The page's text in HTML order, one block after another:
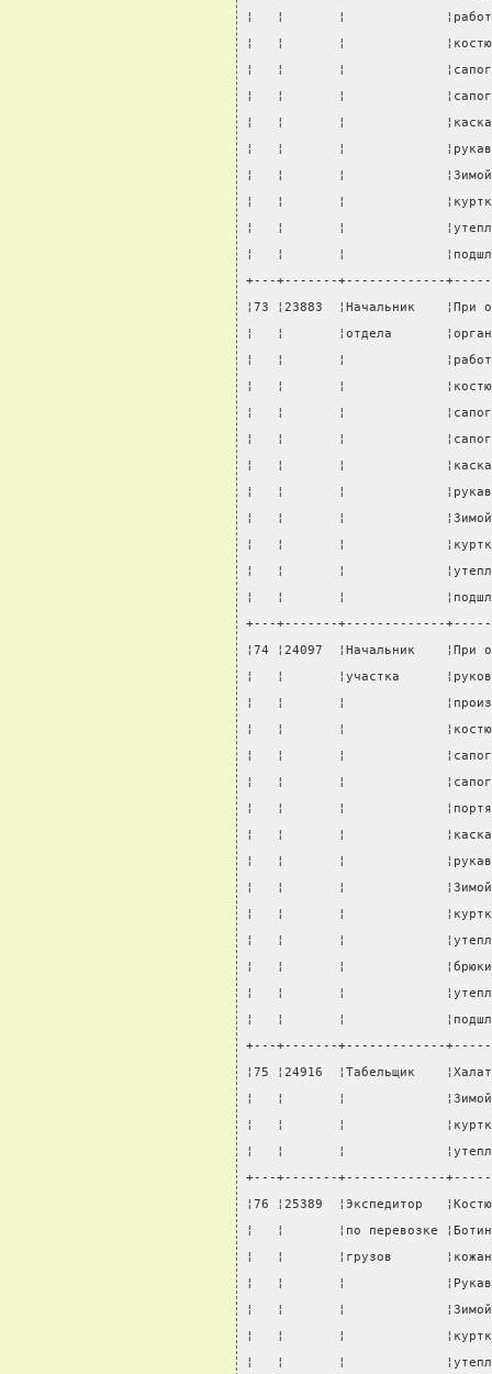
¦   ¦       ¦
¦   ¦       ¦             ¦костюм
¦   ¦       ¦
¦   ¦       ¦             ¦сапоги
¦   ¦       ¦
¦   ¦       ¦             ¦рукавицы
¦   ¦       ¦
¦   ¦       ¦             ¦куртка
¦   ¦       ¦
¦   ¦       ¦
+---+-------+-------------
¦73 ¦23883  ¦Начальник
¦   ¦       ¦отдела
¦   ¦       ¦
¦   ¦       ¦             ¦костюм
¦   ¦       ¦
¦   ¦       ¦             ¦сапоги
¦   ¦       ¦
¦   ¦       ¦             ¦рукавицы
¦   ¦       ¦
¦   ¦       ¦             ¦куртка
¦   ¦       ¦
¦   ¦       ¦
+---+-------+-------------
¦74 ¦24097  ¦Начальник
¦   ¦       ¦участка
¦   ¦       ¦
¦   ¦       ¦             ¦костюм
¦   ¦       ¦
¦   ¦       ¦             ¦сапоги
¦   ¦       ¦
¦   ¦       ¦
¦   ¦       ¦             ¦рукавицы
¦   ¦       ¦
¦   ¦       ¦             ¦куртка
¦   ¦       ¦
¦   ¦       ¦             ¦брюки
¦   ¦       ¦
¦   ¦       ¦
+---+-------+-------------
¦75 ¦24916  ¦Табельщик
¦   ¦       ¦
¦   ¦       ¦             ¦куртка
¦   ¦       ¦
+---+-------+-------------
¦76 ¦25389  ¦Экспедитор
¦   ¦       ¦по перевозке
¦   ¦       ¦грузов
¦   ¦       ¦             ¦Рукавицы
¦   ¦       ¦
¦   ¦       ¦             ¦куртка
¦   ¦       ¦